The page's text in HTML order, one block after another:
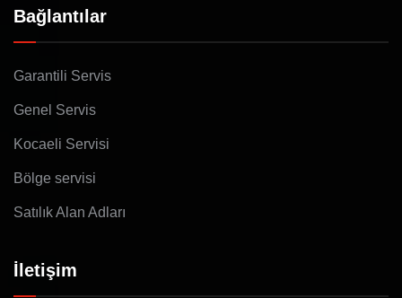
Bağlantılar
Garantili Servis
Genel Servis
Kocaeli Servisi
Bölge servisi
Satılık Alan Adları
İletişim